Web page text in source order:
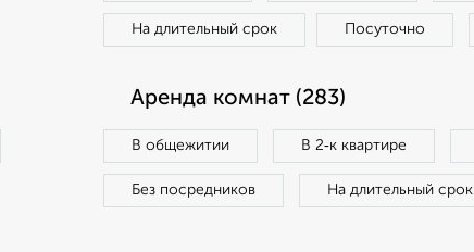
На длительный срок Посуточно
Аренда комнат (283)
В общежитии В 2‑к квартире
Без посредников На длительный срок